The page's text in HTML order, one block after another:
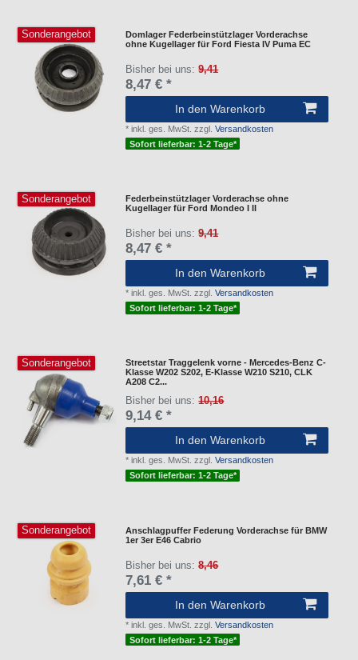
Sonderangebot
Domlager Federbeinstützlager Vorderachse
ohne Kugellager für Ford Fiesta IV Puma EC
Bisher bei uns:9,41
8,47 € *
In den Warenkorb
*inkl. ges. MwSt. zzgl.Versandkosten
Sofort lieferbar: 1-2 Tage*
Sonderangebot
Federbeinstützlager Vorderachse ohne
Kugellager für Ford Mondeo I II
Bisher bei uns:9,41
8,47 € *
In den Warenkorb
*inkl. ges. MwSt. zzgl.Versandkosten
Sofort lieferbar: 1-2 Tage*
Sonderangebot
Streetstar Traggelenk vorne - Mercedes-Benz C-
Klasse W202 S202, E-Klasse W210 S210, CLK
A208 C2...
Bisher bei uns:10,16
9,14 € *
In den Warenkorb
*inkl. ges. MwSt. zzgl.Versandkosten
Sofort lieferbar: 1-2 Tage*
Sonderangebot
Anschlagpuffer Federung Vorderachse für BMW
1er 3er E46 Cabrio
Bisher bei uns:8,46
7,61 € *
In den Warenkorb
*inkl. ges. MwSt. zzgl.Versandkosten
Sofort lieferbar: 1-2 Tage*